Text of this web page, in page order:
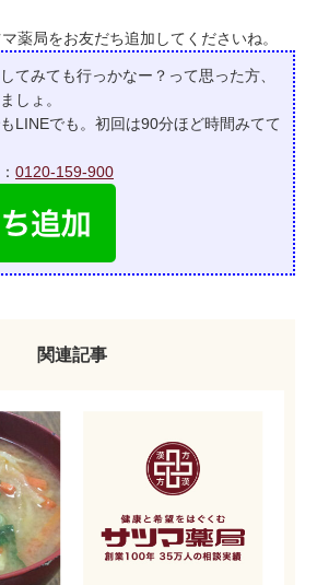
薬局をお友だち追加してくださいね。
てみても行っかなー？って思った方、
しょ。
LINEでも。初回は90分ほど時間みてて
0120-159-900
関連記事